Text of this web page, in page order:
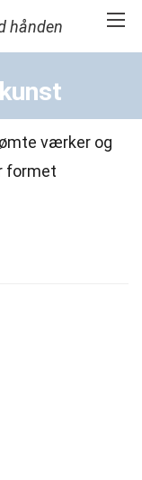
hånden
værker og
formet